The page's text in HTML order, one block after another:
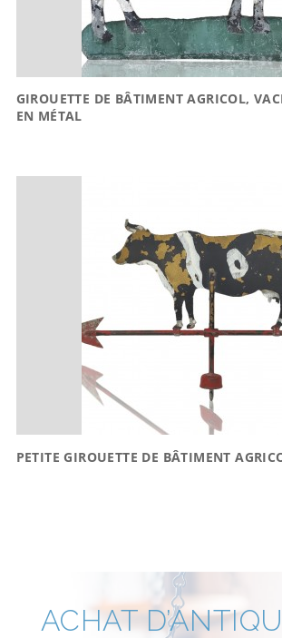
GIROUETTE DE BÂTIMENT AGRICOL,
EN MÉTAL
PETITE GIROUETTE DE BÂTIMENT
ACHAT